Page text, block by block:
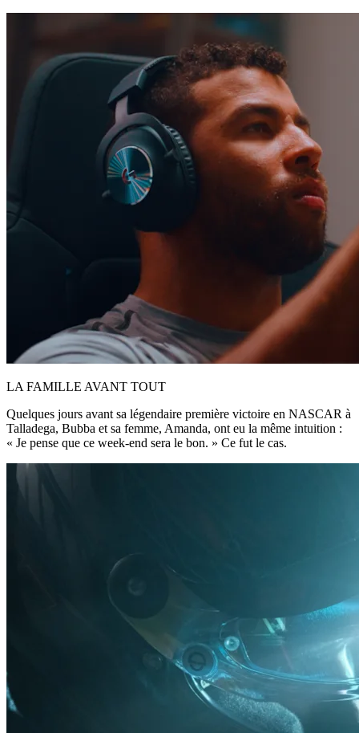
LA FAMILLE AVANT TOUT
Quelques jours avant sa légendaire première victoire en NASCAR à
Talladega, Bubba et sa femme, Amanda, ont eu la même intuition :
« Je pense que ce week-end sera le bon. » Ce fut le cas.